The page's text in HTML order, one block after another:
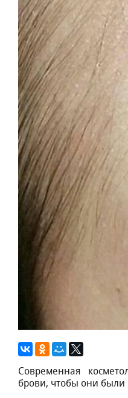
Современная
брови, чтобы они были